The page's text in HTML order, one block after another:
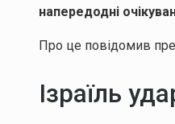
напередодні
Про це повідомив
Ізраїль